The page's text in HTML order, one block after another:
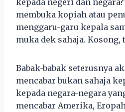
membuka kopiah atau
menggaru-garu kepala
muka dek sahaja. Kosong,
Babak-babak seterusnya
mencabar bukan sahaja
kepada negara-negara
mencabar Amerika,